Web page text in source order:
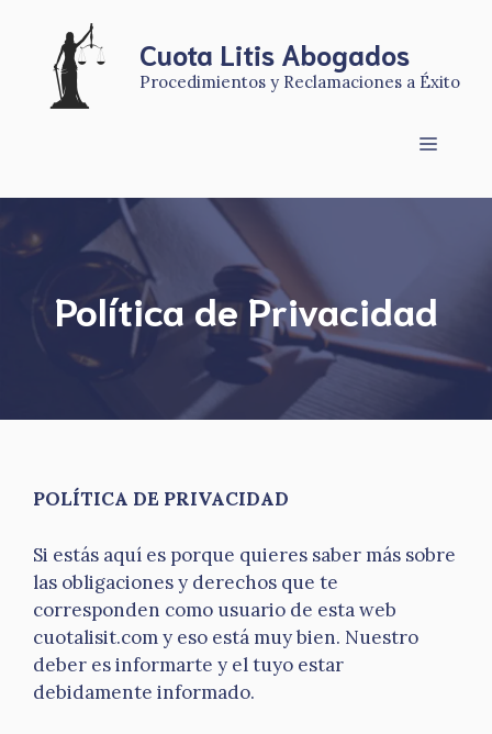
contenido
Cuota Litis Abogados
Procedimientos y Reclamaciones a Éxito
Menú
Política de Privacidad
POLÍTICA DE PRIVACIDAD
Si estás aquí es porque quieres saber más sobre
las obligaciones y derechos que te
corresponden como usuario de esta web
cuotalisit.com y eso está muy bien. Nuestro
deber es informarte y el tuyo estar
debidamente informado.